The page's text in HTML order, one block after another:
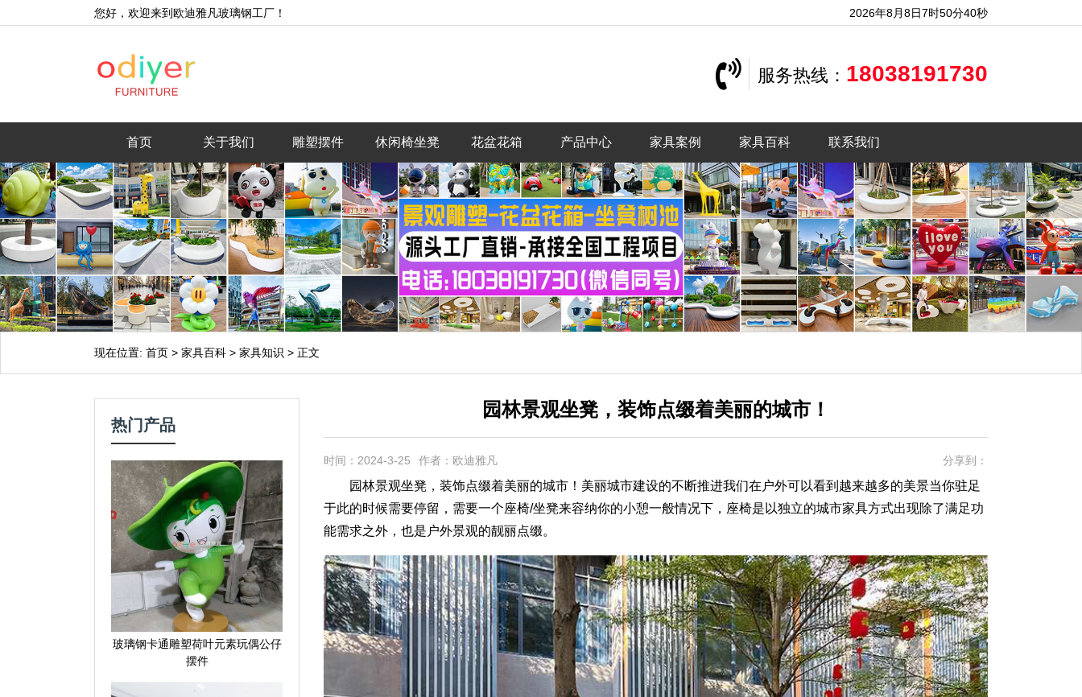
您好，欢迎来到欧迪雅凡玻璃钢工厂！ 2026年8月8日7时50分42秒
服务热线： 18038191730
首页 关于我们 雕塑摆件 休闲椅坐凳 花盆花箱 产品中心 家具案例 家具百科 联系我们
现在位置: 首页 > 家具百科 > 家具知识 > 正文
热门产品
玻璃钢卡通雕塑荷叶元素玩偶公仔
摆件
园林景观坐凳，装饰点缀着美丽的城市！
时间：2024-3-25 作者：欧迪雅凡 分享到：
园林景观坐凳，装饰点缀着美丽的城市！美丽城市建设的不断推进我们在户外可以看到越来越多的美景当你驻足
于此的时候需要停留，需要一个座椅/坐凳来容纳你的小憩一般情况下，座椅是以独立的城市家具方式出现除了满足功
能需求之外，也是户外景观的靓丽点缀。